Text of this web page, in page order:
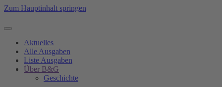
Zum Hauptinhalt springen
Aktuelles
Alle Ausgaben
Liste Ausgaben
Über B&G
Geschichte